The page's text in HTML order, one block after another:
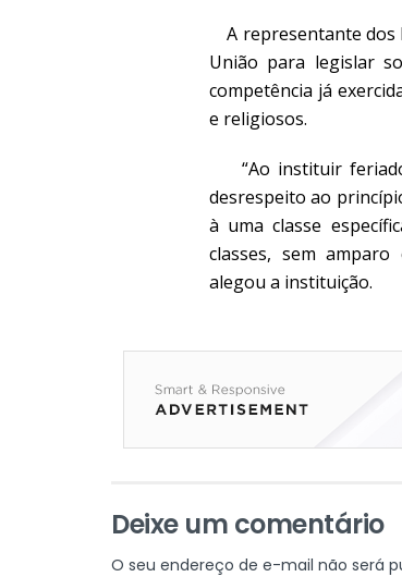
A representante dos
União para legislar
competência já
e religiosos.
“Ao instituir
desrespeito ao
à uma classe
classes, sem
alegou a instituição.
Deixe um comentário
O seu endereço de e-mail não será